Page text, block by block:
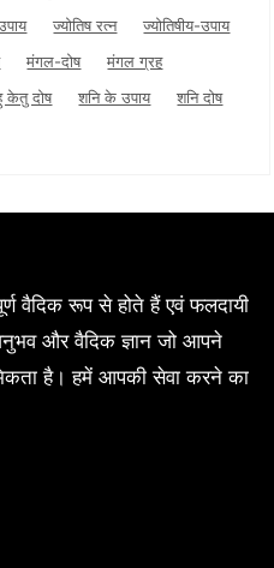
ज्योतिष रत्न
ज्योतिषीय-उपाय
मंगल-दोष
मंगल ग्रह
केतु दोष शनि के उपाय
शनि दोष
वैदिक रूप से होते हैं एवं फलदायी
और वैदिक ज्ञान जो आपने
है। हमें आपकी सेवा करने का